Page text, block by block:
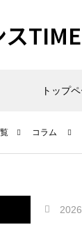
トップ
コラム